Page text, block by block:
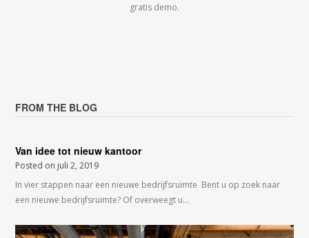
gratis demo.
FROM THE BLOG
Van idee tot nieuw kantoor
Posted on juli 2, 2019
In vier stappen naar een nieuwe bedrijfsruimte Bent u op zoek naar
een nieuwe bedrijfsruimte? Of overweegt u…